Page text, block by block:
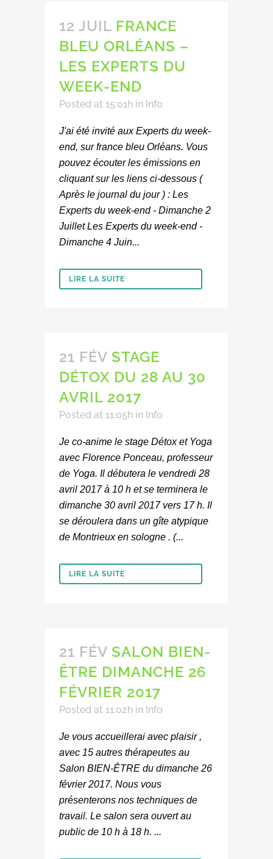
12 JUIL FRANCE
BLEU ORLÉANS –
LES EXPERTS DU
WEEK-END
Posted at 15:01h in Info
J'ai été invité aux Experts du week-
end, sur france bleu Orléans. Vous
pouvez écouter les émissions en
cliquant sur les liens ci-dessous (
Après le journal du jour ) : Les
Experts du week-end - Dimanche 2
Juillet Les Experts du week-end -
Dimanche 4 Juin...
LIRE LA SUITE
21 FÉV STAGE
DÉTOX DU 28 AU 30
AVRIL 2017
Posted at 11:05h in Info
Je co-anime le stage Détox et Yoga
avec Florence Ponceau, professeur
de Yoga. Il débutera le vendredi 28
avril 2017 à 10 h et se terminera le
dimanche 30 avril 2017 vers 17 h. Il
se déroulera dans un gîte atypique
de Montrieux en sologne . (...
LIRE LA SUITE
21 FÉV SALON BIEN-
ÊTRE DIMANCHE 26
FÉVRIER 2017
Posted at 11:02h in Info
Je vous accueillerai avec plaisir ,
avec 15 autres thérapeutes au
Salon BIEN-ÊTRE ​du dimanche 26
février 2017. Nous vous
présenterons nos techniques de
travail. Le salon sera ouvert au
public​ de 10 h à 18 h. ...